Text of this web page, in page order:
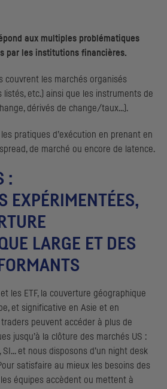
aux multiples problématiques
par les institutions financières.
couvrent les marchés organisés
listés, etc.) ainsi que les instruments de
dérivés de change/taux...).
pratiques d’exécution en prenant en
spread, de marché ou encore de latence.
:
EXPÉRIMENTÉES,
LARGE ET DES
les ETF, la couverture géographique
et significative en Asie et en
peuvent accéder à plus de
jusqu’à la clôture des marchés US :
, SI ... et nous disposons d’un night desk
satisfaire au mieux les besoins des
équipes accèdent ou mettent à